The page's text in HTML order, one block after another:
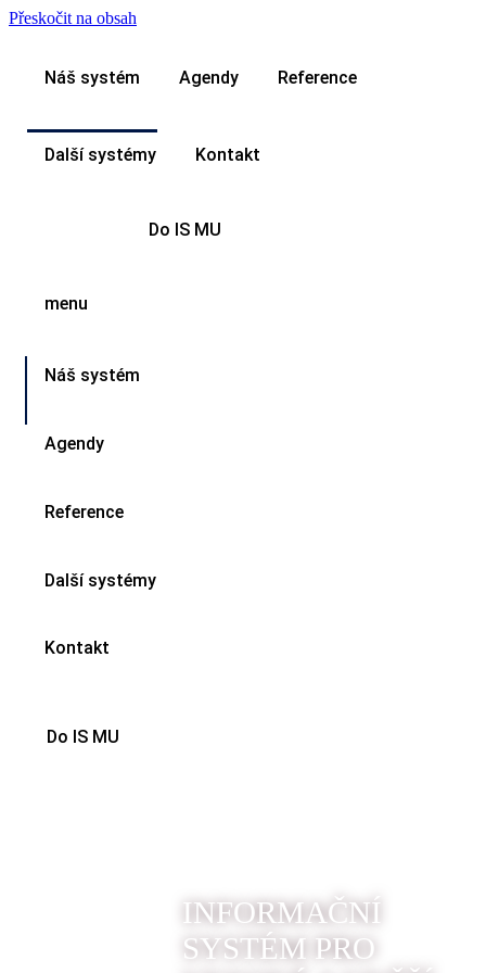
Přeskočit na obsah
Náš systém Agendy Reference
Další systémy Kontakt
Do IS MU
menu
Náš systém
Agendy
Reference
Další systémy
Kontakt
Do IS MU
INFORMAČNÍ
SYSTÉM PRO